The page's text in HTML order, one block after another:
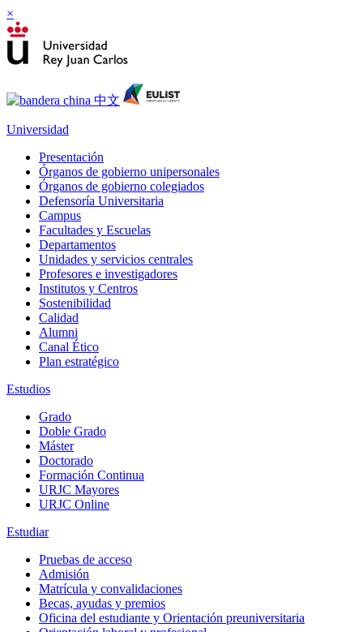
×
Universidad
Presentación
Órganos de gobierno unipersonales
Órganos de gobierno colegiados
Defensoría Universitaria
Campus
Facultades y Escuelas
Departamentos
Unidades y servicios centrales
Profesores e investigadores
Institutos y Centros
Sostenibilidad
Calidad
Alumni
Canal Ético
Plan estratégico
Estudios
Grado
Doble Grado
Máster
Doctorado
Formación Continua
URJC Mayores
URJC Online
Estudiar
Pruebas de acceso
Admisión
Matrícula y convalidaciones
Becas, ayudas y premios
Oficina del estudiante y Orientación preuniversitaria